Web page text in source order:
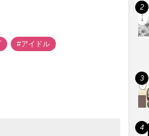
#アイドル